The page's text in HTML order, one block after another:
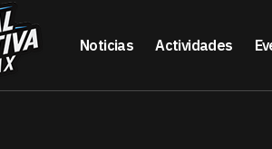
Noticias Actividades